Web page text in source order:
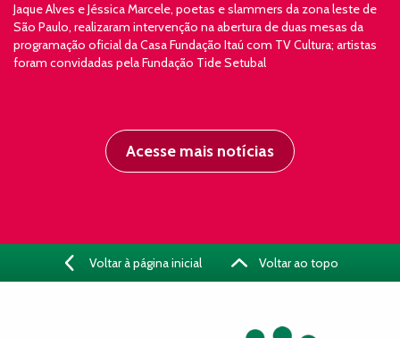
Jaque Alves e Jéssica Marcele, poetas e slammers da zona leste de
São Paulo, realizaram intervenção na abertura de duas mesas da
programação oficial da Casa Fundação Itaú com TV Cultura; artistas
foram convidadas pela Fundação Tide Setubal
Acesse mais notícias
Voltar à página inicial Voltar ao topo